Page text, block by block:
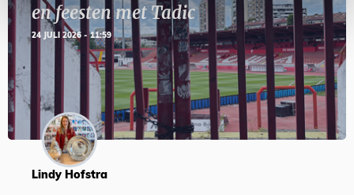
en feesten met Tadic
24 JULI 2026 - 11:59
Lindy Hofstra